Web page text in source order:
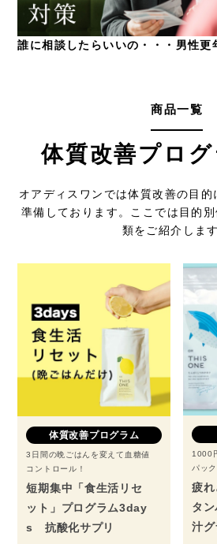
誰に相談したらいいの・・・男性更
商品一覧
体質改善プロ
オアディスワンでは体質改善の目
準備しております。 ここでは目的
類をご紹介します
体質改善プログラム
3日間の晩ごはんを変えて血糖値
コントロール！
短期集中「食生活リセ
ット」プログラム3day
s 抗酸化サプリ
1000
パック
疲れ
タ
汁